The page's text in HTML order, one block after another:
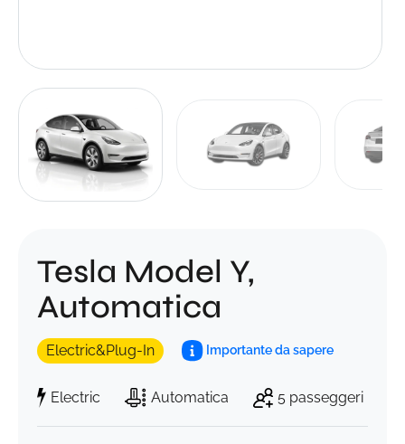
Tesla Model Y,
Automatica
Electric&Plug-In Importante da sapere
Electric Automatica 5 passeggeri